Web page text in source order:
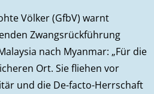
Völker (GfbV) warnt
Zwangsrückführung
nach Myanmar: „Für die
Ort. Sie fliehen vor
und die De-facto-Herrschaft